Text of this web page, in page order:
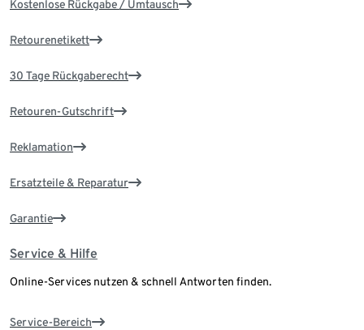
Kostenlose Rückgabe / Umtausch
Retourenetikett
30 Tage Rückgaberecht
Retouren-Gutschrift
Reklamation
Ersatzteile & Reparatur
Garantie
Service & Hilfe
Online-Services nutzen & schnell Antworten finden.
Service-Bereich